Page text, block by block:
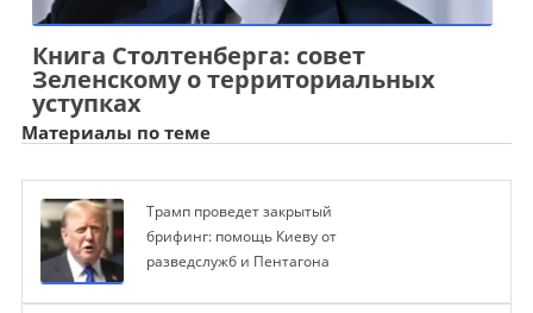
Книга Столтенберга: совет
Зеленскому о территориальных
уступках
Материалы по теме
Трамп проведет закрытый
брифинг: помощь Киеву от
разведслужб и Пентагона